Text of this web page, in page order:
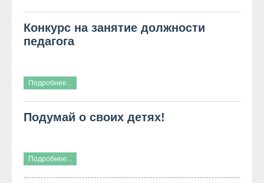
Конкурс на занятие должности
педагога
Подробнее...
Подумай о своих детях!
Подробнее...